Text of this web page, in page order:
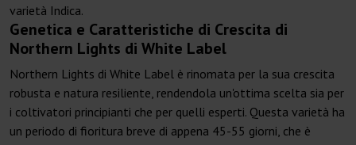
varietà Indica.
Genetica e Caratteristiche di Crescita di
Northern Lights di White Label
Northern Lights di White Label è rinomata per la sua crescita
robusta e natura resiliente, rendendola un'ottima scelta sia per
i coltivatori principianti che per quelli esperti. Questa varietà ha
un periodo di fioritura breve di appena 45-55 giorni, che è